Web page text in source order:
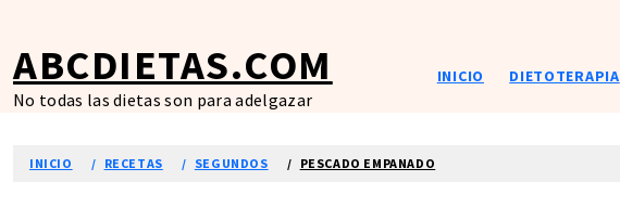
contenido
ABCDIETAS.COM
No todas las dietas son para adelgazar
INICIO DIETOTERAPIA
INICIO RECETAS SEGUNDOS PESCADO EMPANADO